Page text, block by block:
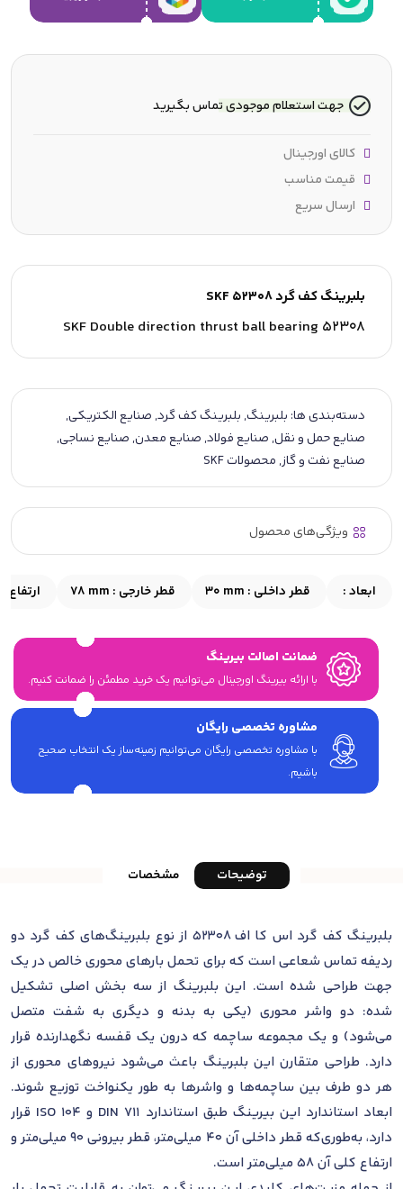
بلبرینگ کف گرد SKF 52308
SKF Double direction thrust ball bearing 52308
دسته‌بندی ها: بلبرینگ,بلبرینگ کف گرد,صنایع الکتریکی,
صنایع حمل و نقل,صنایع فولاد,صنایع معدن,صنایع نساجی,
صنایع نفت و گاز,محصولات SKF
ویژگی‌های محصول
ابعاد : قطر داخلی : 30 mm قطر خارجی : 78 mm ارتفاع :
ضمانت اصالت بیرینگ
با ارائه بیرینگ اورجینال می‎‌توانیم یک خرید مطمئن را ضمانت کنیم.
مشاوره تخصصی رایگان
با مشاوره تخصصی رایگان می‌توانیم زمینه‌ساز یک انتخاب صحیح
باشیم.
جهت استعلام موجودی تماس بگیرید
کالای اورجینال
قیمت مناسب
ارسال سریع
توضیحات مشخصات
بلبرینگ کف گرد اس کا اف 52308 از نوع بلبرینگ‌های کف گرد دو
ردیفه تماس شعاعی است که برای تحمل بارهای محوری خالص در یک
جهت طراحی شده است. این بلبرینگ از سه بخش اصلی تشکیل
شده: دو واشر محوری (یکی به بدنه و دیگری به شفت متصل
می‌شود) و یک مجموعه ساچمه که درون یک قفسه نگهدارنده قرار
دارد. طراحی متقارن این بلبرینگ باعث می‌شود نیروهای محوری از
هر دو طرف بین ساچمه‌ها و واشرها به طور یکنواخت توزیع شوند.
ابعاد استاندارد این بیرینگ طبق استاندارد DIN 711 و ISO 104 قرار
دارد، به‌طوری‌که قطر داخلی آن 40 میلی‌متر، قطر بیرونی 90 میلی‌متر و
ارتفاع کلی آن 58 میلی‌متر است.